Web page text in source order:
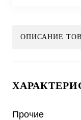
ОПИСАНИЕ
Прочие